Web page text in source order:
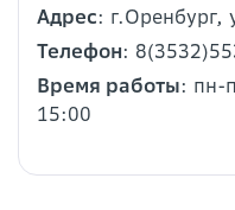
Адрес: г.Оренбург,
Телефон:
Время работы: пн-
15:00